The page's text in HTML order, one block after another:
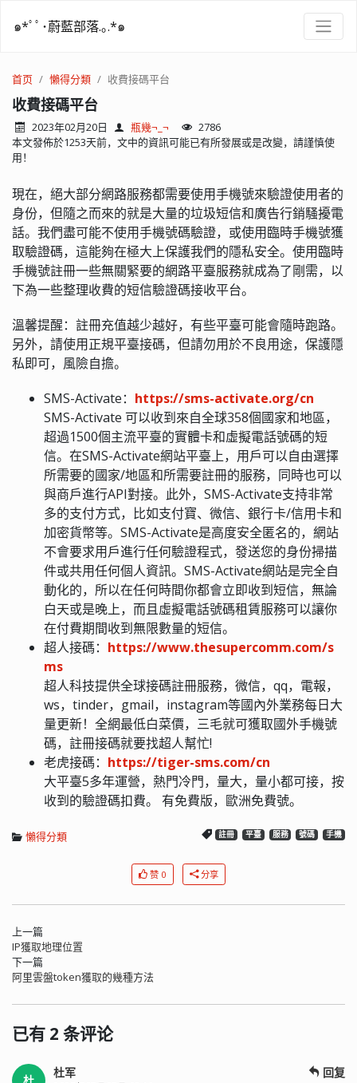
๑*ﾟﾟ･蔚藍部落.｡.*๑
首页 懶得分類 收費接碼平台
收費接碼平台
2023年02月20日 瓶幾¬_¬
2786
本文發佈於1253天前，文中的資訊可能已有所發展或是改變，請謹慎使
用！
現在，絕大部分網路服務都需要使用手機號來驗證使用者的
身份，但隨之而來的就是大量的垃圾短信和廣告行銷騷擾電
話。我們盡可能不使用手機號碼驗證，或使用臨時手機號獲
取驗證碼，這能夠在極大上保護我們的隱私安全。使用臨時
手機號註冊一些無關緊要的網路平臺服務就成為了剛需，以
下為一些整理收費的短信驗證碼接收平台。
溫馨提醒：註冊充值越少越好，有些平臺可能會隨時跑路。
另外，請使用正規平臺接碼，但請勿用於不良用途，保護隱
私即可，風險自擔。
SMS-Activate： https://sms-activate.org/cn
SMS-Activate 可以收到來自全球358個國家和地區，
超過1500個主流平臺的實體卡和虛擬電話號碼的短
信。在SMS-Activate網站平臺上，用戶可以自由選擇
所需要的國家/地區和所需要註冊的服務，同時也可以
與商戶進行API對接。此外，SMS-Activate支持非常
多的支付方式，比如支付寶、微信、銀行卡/信用卡和
加密貨幣等。SMS-Activate是高度安全匿名的，網站
不會要求用戶進行任何驗證程式，發送您的身份掃描
件或共用任何個人資訊。SMS-Activate網站是完全自
動化的，所以在任何時間你都會立即收到短信，無論
白天或是晚上，而且虛擬電話號碼租賃服務可以讓你
在付費期間收到無限數量的短信。
超人接碼： https://www.thesupercomm.com/s
ms
超人科技提供全球接碼註冊服務，微信，qq，電報，
ws，tinder，gmail，instagram等國內外業務每日大
量更新！全網最低白菜價，三毛就可獲取國外手機號
碼，註冊接碼就要找超人幫忙!
老虎接碼： https://tiger-sms.com/cn
大平臺5多年運營，熱門冷門，量大，量小都可接，按
收到的驗證碼扣費。 有免費版，歐洲免費號。
懶得分類 註冊 平臺 服務 號碼 手機
赞 0 分享
上一篇
IP獲取地理位置
下一篇
阿里雲盤token獲取的幾種方法
已有 2 条评论
杜军 回复